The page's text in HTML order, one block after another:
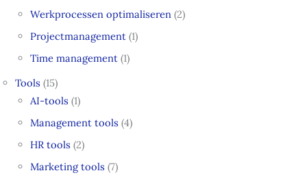
Werkprocessen optimaliseren (2)
Projectmanagement (1)
Time management (1)
Tools (15)
AI-tools (1)
Management tools (4)
HR tools (2)
Marketing tools (7)